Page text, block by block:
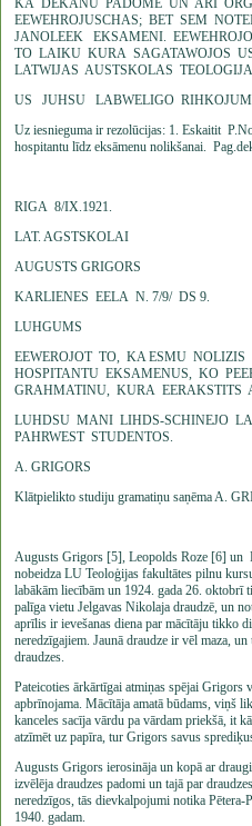
KA DEKANU PADOME UN ARI
EEWEHROJUSCHAS; BET SEM
JANOLEEK EKSAMENI.
TO LAIKU KURA SAGATAWOJOS
LATWIJAS AUSTSKOLAS
US JUHSU LABWELIGO
Uz iesnieguma ir rezolūcijas: 1. Eskaitit
hospitantu līdz eksāmenu nolikšanai.
RIGA 8/IX.1921.
LAT. AGSTSKOLAI
AUGUSTS GRIGORS
KARLIENES EELA N. 7/9/ DS 9.
LUHGUMS
EEWEROJOT TO, KA ESMU
HOSPITANTU EKSAMENUS, KO
GRAHMATINU, KURA EERAKSTITS
LUHDSU MANI LIHDS-SCHINEJO
PAHRWEST STUDENTOS.
A. GRIGORS
Klātpielikto studiju gramatiņu saņēma A.
Augusts Grigors [5], Leopolds Roze [6] un
nobeidza LU Teoloģijas fakultātes pilnu
labākām liecībām un 1924. gada 26. oktobrī
palīga vietu Jelgavas Nikolaja draudzē, un
aprīlis ir ievešanas diena par mācītāju tikko
neredzīgajiem. Jaunā draudze ir vēl maza,
draudzes.
Pateicoties ārkārtīgai atmiņas spējai Grigors
apbrīnojama. Mācītāja amatā būdams, viņš
kanceles sacīja vārdu pa vārdam priekšā, it
atzīmēt uz papīra, tur Grigors savus
Augusts Grigors ierosināja un kopā ar
izvēlēja draudzes padomi un tajā par
neredzīgos, tās dievkalpojumi notika
1940. gadam.